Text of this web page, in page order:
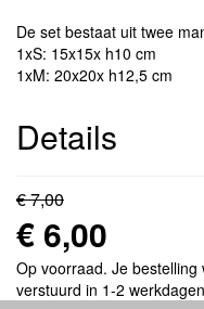
De set bestaat uit twee
1xS: 15x15x h10 cm
1xM: 20x20x h12,5 cm
Details
€ 7,00
€ 6,00
Op voorraad. Je bestelling
verstuurd in 1-2